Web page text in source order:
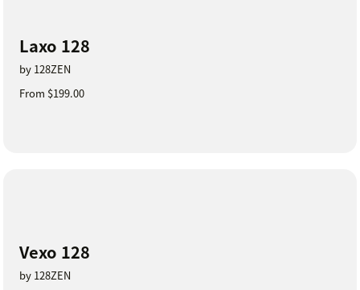
Laxo 128
by 128ZEN
From $199.00
Vexo 128
by 128ZEN